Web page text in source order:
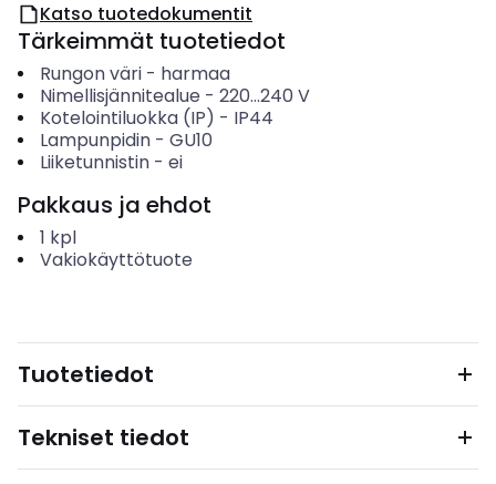
Katso tuotedokumentit
Tärkeimmät tuotetiedot
Rungon väri- harmaa
Nimellisjännitealue - 220...240 V
Kotelointiluokka (IP) - IP44
Lampunpidin- GU10
Liiketunnistin- ei
Pakkaus ja ehdot
1 kpl
Vakiokäyttötuote
Tuotetiedot
Tekniset tiedot